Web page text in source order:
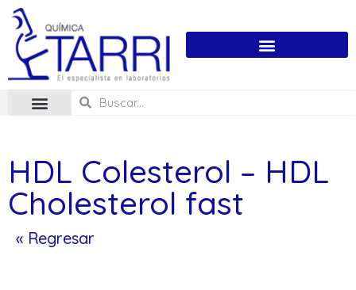
HDL Colesterol – HDL
Cholesterol fast
« Regresar